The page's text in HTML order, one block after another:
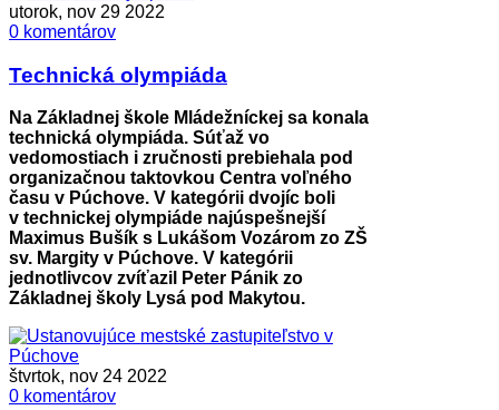
utorok, nov 29 2022
0 komentárov
Technická olympiáda
Na Základnej škole Mládežníckej sa konala
technická olympiáda. Súťaž vo
vedomostiach i zručnosti prebiehala pod
organizačnou taktovkou Centra voľného
času v Púchove. V kategórii dvojíc boli
v technickej olympiáde najúspešnejší
Maximus Bušík s Lukášom Vozárom zo ZŠ
sv. Margity v Púchove. V kategórii
jednotlivcov zvíťazil Peter Pánik zo
Základnej školy Lysá pod Makytou.
štvrtok, nov 24 2022
0 komentárov